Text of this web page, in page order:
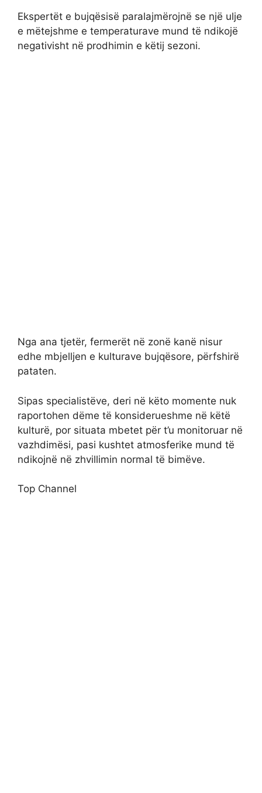
Ekspertët e bujqësisë paralajmërojnë se një ulje
e mëtejshme e temperaturave mund të ndikojë
negativisht në prodhimin e këtij sezoni.
Nga ana tjetër, fermerët në zonë kanë nisur
edhe mbjelljen e kulturave bujqësore, përfshirë
pataten.
Sipas specialistëve, deri në këto momente nuk
raportohen dëme të konsiderueshme në këtë
kulturë, por situata mbetet për t’u monitoruar në
vazhdimësi, pasi kushtet atmosferike mund të
ndikojnë në zhvillimin normal të bimëve.
Top Channel